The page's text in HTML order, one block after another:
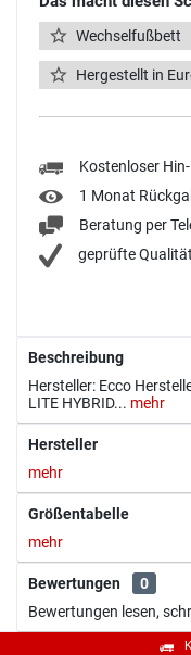
Wechselfußbett
Hergestellt in
Kostenloser
1 Monat
Beratung per
geprüfte
Beschreibung
Hersteller: Ecco
LITE HYBRID... mehr
Hersteller
mehr
Größentabelle
mehr
Bewertungen
0
Bewertungen lesen,